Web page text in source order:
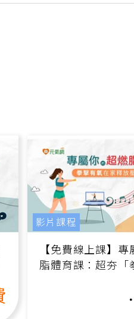
【免費線上課】專
脂體育課：超夯「
高壓族在家釋放
影片課程